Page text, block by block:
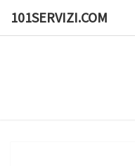
101SERVIZI.COM